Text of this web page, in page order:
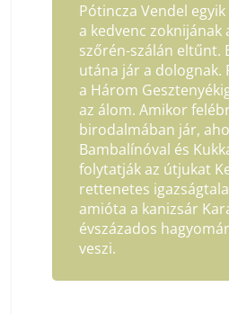
Pótincza Vendel
a kedvenc zoknijának
szőrén-szálán eltűnt.
utána jár a dolognak.
a Három
az álom. Amikor
birodalmában jár,
Bambalínóval és
folytatják az útjukat
rettenetes
amióta a kanizsár
évszázados
veszi.